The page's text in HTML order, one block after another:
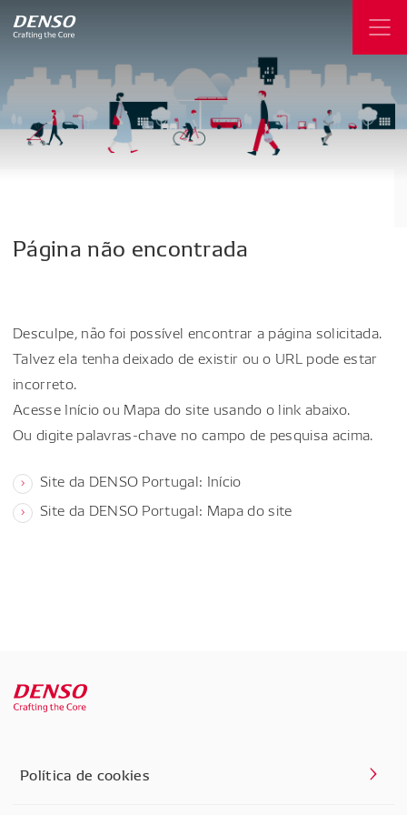
Página não encontrada
Desculpe, não foi possível encontrar a página solicitada.
Talvez ela tenha deixado de existir ou o URL pode estar
incorreto.
Acesse Início ou Mapa do site usando o link abaixo.
Ou digite palavras-chave no campo de pesquisa acima.
Site da DENSO Portugal: Início
Site da DENSO Portugal: Mapa do site
Política de cookies